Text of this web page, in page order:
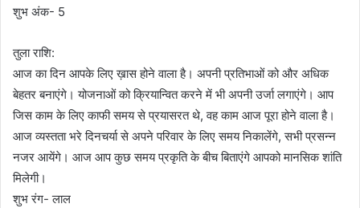
शुभ अंक- 5
तुला राशि:
आज का दिन आपके लिए ख़ास होने वाला है। अपनी प्रतिभाओं को और अधिक
बेहतर बनाएंगे। योजनाओं को क्रियान्वित करने में भी अपनी उर्जा लगाएंगे। आप
जिस काम के लिए काफी समय से प्रयासरत थे, वह काम आज पूरा होने वाला है।
आज व्यस्तता भरे दिनचर्या से अपने परिवार के लिए समय निकालेंगे, सभी प्रसन्न
नजर आयेंगे। आज आप कुछ समय प्रकृति के बीच बिताएंगे आपको मानसिक शांति
मिलेगी।
शुभ रंग- लाल